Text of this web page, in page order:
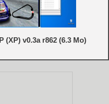
(XP) v0.3a r862 (6.3 Mo)